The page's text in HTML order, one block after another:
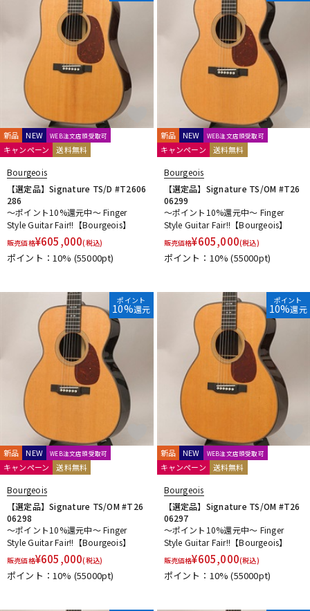
新品 NEW WEB注文店頭受取可
キャンペーン 送料無料
Bourgeois
【選定品】Signature TS/D #T2606
286
～ポイント10%還元中～ Finger
Style Guitar Fair!!【Bourgeois】
販売価格¥605,000(税込)
ポイント：10% (55000pt)
新品 NEW WEB注文店頭受取可
キャンペーン 送料無料
Bourgeois
【選定品】Signature TS/OM #T26
06299
～ポイント10%還元中～ Finger
Style Guitar Fair!!【Bourgeois】
販売価格¥605,000(税込)
ポイント：10%(55000pt)
ポイント
10%還元
新品 NEW WEB注文店頭受取可
キャンペーン 送料無料
Bourgeois
【選定品】Signature TS/OM #T26
06298
～ポイント10%還元中～ Finger
Style Guitar Fair!!【Bourgeois】
販売価格¥605,000(税込)
ポイント：10% (55000pt)
ポイント
10%還元
新品 NEW WEB注文店頭受取可
キャンペーン 送料無料
Bourgeois
【選定品】Signature TS/OM #T26
06297
～ポイント10%還元中～ Finger
Style Guitar Fair!!【Bourgeois】
販売価格¥605,000(税込)
ポイント：10%(55000pt)